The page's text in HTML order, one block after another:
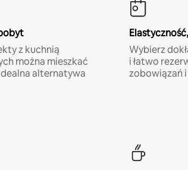
z kuchnią
można mieszkać
alternatywa
Wybierz
i łatwo
zobowiązań